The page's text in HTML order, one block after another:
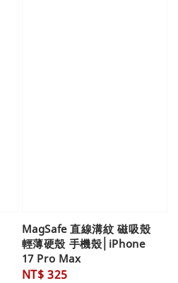
MagSafe 直線溝紋 磁吸殼
輕薄硬殼 手機殼│iPhone
17 Pro Max
Regular
NT$ 325